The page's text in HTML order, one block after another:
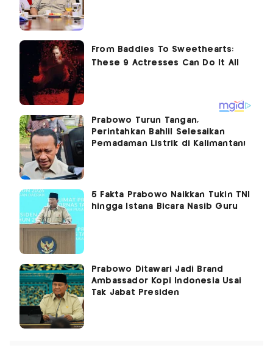
Prabowo Turun Tangan,
Perintahkan Bahlil Selesaikan
Pemadaman Listrik di Kalimantan!
5 Fakta Prabowo Naikkan Tukin TNI
hingga Istana Bicara Nasib Guru
Prabowo Ditawari Jadi Brand
Ambassador Kopi Indonesia Usai
Tak Jabat Presiden